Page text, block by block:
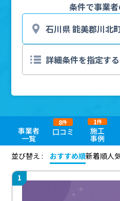
条件で事業
事業者
一覧
口コミ
8件
施工
事例
1件
並び替え :
おすすめ順新着順人
1